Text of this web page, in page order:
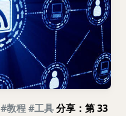
#教程#工具分享：第 33